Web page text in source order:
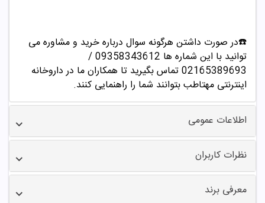
☎️در صورت داشتن هرگونه سوال درباره خرید و مشاوره می
توانید با این شماره ها 09358343612 /
02165389693تماس بگیرید تا همکاران ما در داروخانه
اینترنتی مهتاطب بتوانند شما را راهنمایی کنند.
اطلاعات عمومی
نظرات کاربران
معرفی برند